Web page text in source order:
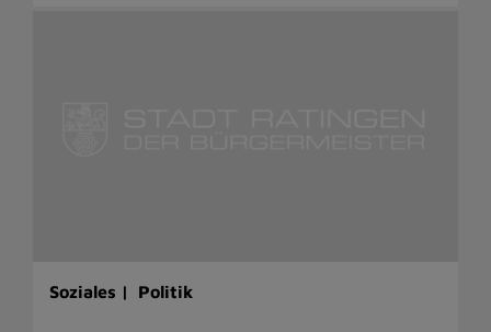
Soziales | Politik